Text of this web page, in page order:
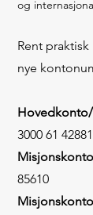
og
Rent
nye
3000 61 42881
85610